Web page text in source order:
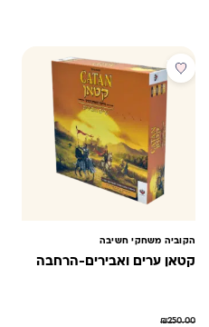
מבצע
הקוביה משחקי חשיבה
קטאן ערים ואבירים-הרחבה
₪250.00